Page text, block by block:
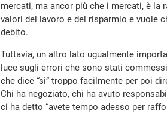
mercati, ma ancor più che i mercati, è la
valori del lavoro e del risparmio e vuole
debito.
Tuttavia, un altro lato ugualmente
luce sugli errori che sono stati
che dice “sì” troppo facilmente per poi
Chi ha negoziato, chi ha avuto
ci ha detto “avete tempo adesso per